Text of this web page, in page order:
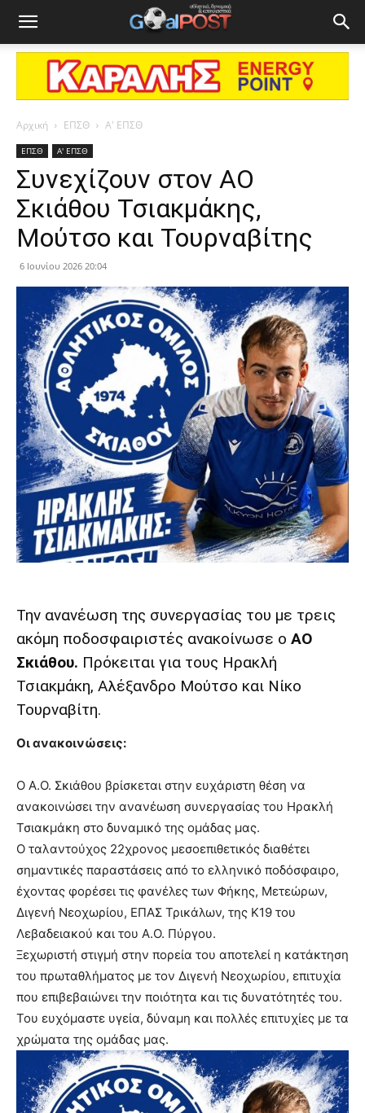
Αρχική ΕΠΣΘ Α' ΕΠΣΘ
ΕΠΣΘ Α' ΕΠΣΘ
Συνεχίζουν στον ΑΟ
Σκιάθου Τσιακμάκης,
Μούτσο και Τουρναβίτης
6 Ιουνίου 2026 20:04
Την ανανέωση της συνεργασίας του με τρεις
ακόμη ποδοσφαιριστές ανακοίνωσε ο ΑΟ
Σκιάθου. Πρόκειται για τους Ηρακλή
Τσιακμάκη, Αλέξανδρο Μούτσο και Νίκο
Τουρναβίτη.
Οι ανακοινώσεις:
Ο Α.Ο. Σκιάθου βρίσκεται στην ευχάριστη θέση να
ανακοινώσει την ανανέωση συνεργασίας του Ηρακλή
Τσιακμάκη στο δυναμικό της ομάδας μας.
Ο ταλαντούχος 22χρονος μεσοεπιθετικός διαθέτει
σημαντικές παραστάσεις από το ελληνικό ποδόσφαιρο,
έχοντας φορέσει τις φανέλες των Φήκης, Μετεώρων,
Διγενή Νεοχωρίου, ΕΠΑΣ Τρικάλων, της Κ19 του
Λεβαδειακού και του Α.Ο. Πύργου.
Ξεχωριστή στιγμή στην πορεία του αποτελεί η κατάκτηση
του πρωταθλήματος με τον Διγενή Νεοχωρίου, επιτυχία
που επιβεβαιώνει την ποιότητα και τις δυνατότητές του.
Του ευχόμαστε υγεία, δύναμη και πολλές επιτυχίες με τα
χρώματα της ομάδας μας.